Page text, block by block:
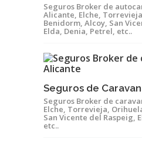
Seguros Broker de
Alicante, Elche,
Benidorm, Alcoy, San
Elda, Denia, Petrel, etc..
Seguros de
Seguros Broker de
Elche, Torrevieja,
San Vicente del Raspeig,
etc..